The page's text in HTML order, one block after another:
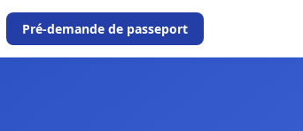
Pré-demande de passeport